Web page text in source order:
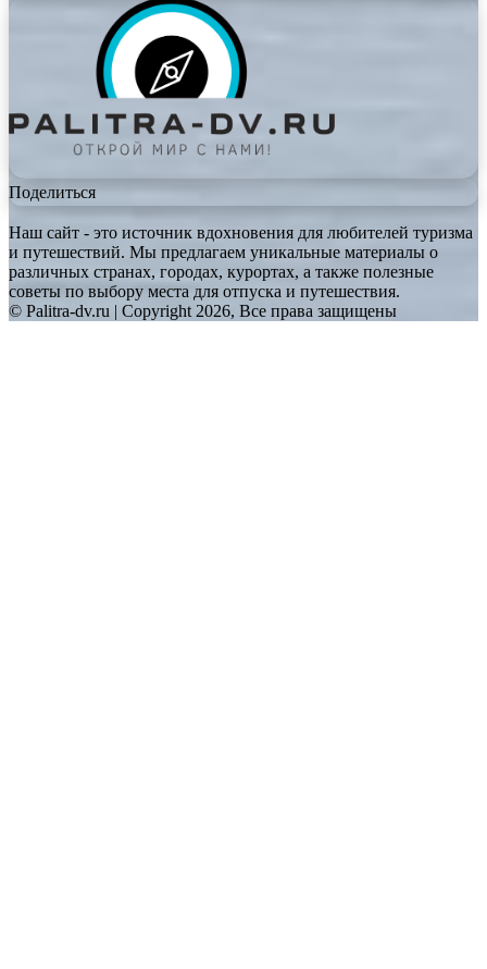
Поделиться
Наш сайт - это источник вдохновения для любителей туризма
и путешествий. Мы предлагаем уникальные материалы о
различных странах, городах, курортах, а также полезные
советы по выбору места для отпуска и путешествия.
© Palitra-dv.ru | Copyright 2026, Все права защищены